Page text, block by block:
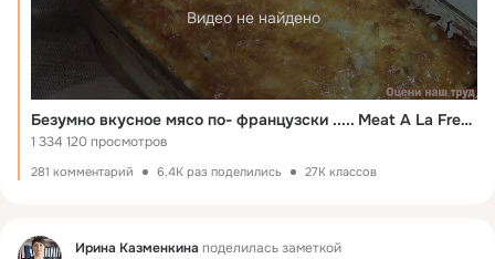
Видео не найдено
Безумно вкусное мясо по- французски ..... Meat A La French
1 334 120 просмотров
281 комментарий 6.4K раз поделились 27K классов
Фид Ирина Казменкина поделилась заметкой